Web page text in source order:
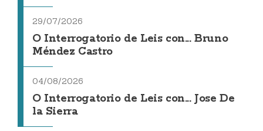
29/07/2026
O Interrogatorio de Leis con... Bruno
Méndez Castro
04/08/2026
O Interrogatorio de Leis con... Jose De
la Sierra